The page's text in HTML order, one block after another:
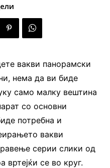
вакви панорамски
нема да ви биде
само малку вештина
со основни
потребна и
вакви
серии слики од
вртејќи се во круг.